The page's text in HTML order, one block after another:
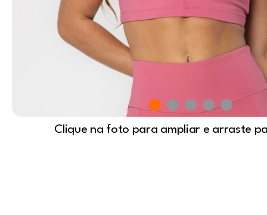
Clique na foto para ampliar e arraste